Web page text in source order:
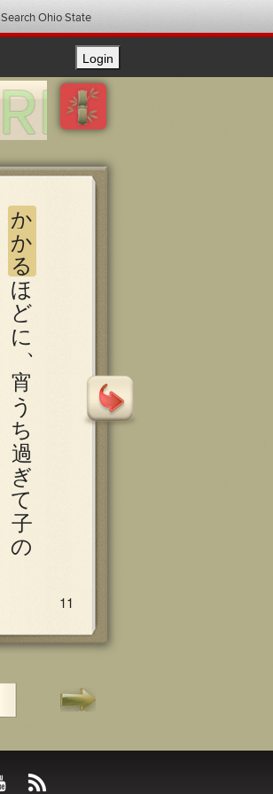
Search Ohio State
か
か
る
ほ
ど
に、
宵
う
ち
過
ぎ
て
子
の
11
9